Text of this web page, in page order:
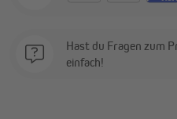
Hast du Fragen zum
einfach!